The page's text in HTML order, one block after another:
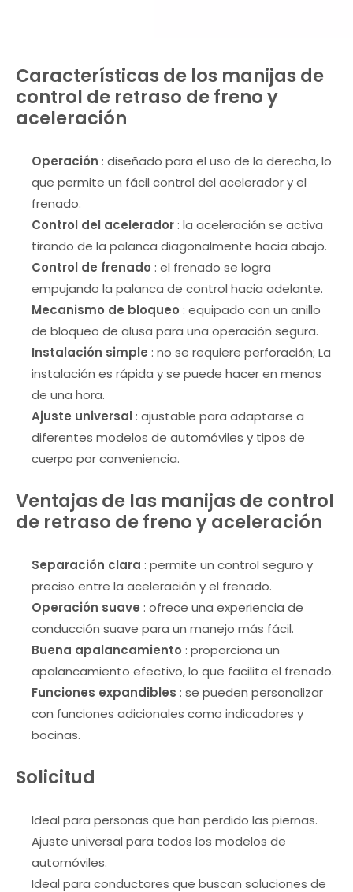
Características de los manijas de
control de retraso de freno y
aceleración
Operación : diseñado para el uso de la derecha, lo
que permite un fácil control del acelerador y el
frenado.
Control del acelerador: la aceleración se activa
tirando de la palanca diagonalmente hacia abajo.
Control de frenado : el frenado se logra
empujando la palanca de control hacia adelante.
Mecanismo de bloqueo : equipado con un anillo
de bloqueo de alusa para una operación segura.
Instalación simple : no se requiere perforación; La
instalación es rápida y se puede hacer en menos
de una hora.
Ajuste universal: ajustable para adaptarse a
diferentes modelos de automóviles y tipos de
cuerpo por conveniencia.
Ventajas de las manijas de control
de retraso de freno y aceleración
Separación clara : permite un control seguro y
preciso entre la aceleración y el frenado.
Operación suave : ofrece una experiencia de
conducción suave para un manejo más fácil.
Buena apalancamiento : proporciona un
apalancamiento efectivo, lo que facilita el frenado.
Funciones expandibles : se pueden personalizar
con funciones adicionales como indicadores y
bocinas.
Solicitud
Ideal para personas que han perdido las piernas.
Ajuste universal para todos los modelos de
automóviles.
Ideal para conductores que buscan soluciones de